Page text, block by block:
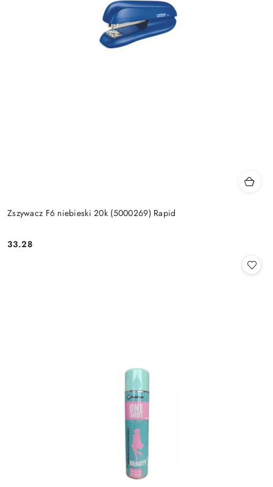
Zszywacz F6 niebieski 20k (5000269) Rapid
Cena:
33.28